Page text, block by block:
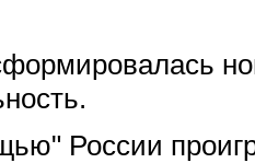
России